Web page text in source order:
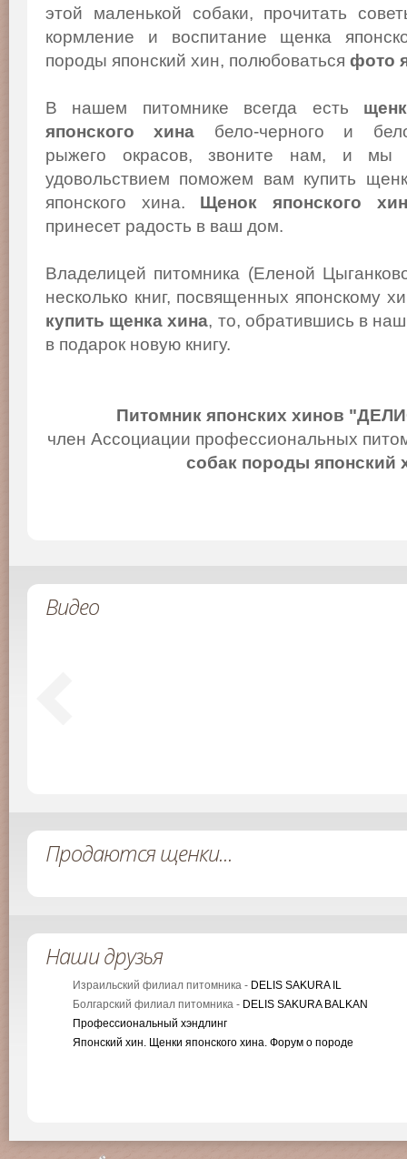
этой маленькой собаки, прочитать
кормление и воспитание щенка
породы японский хин, полюбоваться фото
В нашем питомнике всегда есть
японского хина бело-черного и
рыжего окрасов, звоните нам, и мы
удовольствием поможем вам купить
японского хина. Щенок японского
принесет радость в ваш дом.
Владелицей питомника (Еленой
несколько книг, посвященных японскому
купить щенка хина, то, обратившись в
в подарок новую книгу.
Питомник японских хинов
член Ассоциации профессиональных
собак породы японский
Видео
Продаются щенки...
Наши друзья
Израильский филиал питомника - DELIS SAKURA IL
Болгарский филиал питомника - DELIS SAKURA BALKAN
Профессиональный хэндлинг
Японский хин. Щенки японского хина. Форум о породе